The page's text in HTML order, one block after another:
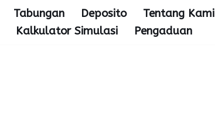
Tabungan Deposito Tentang Kami
Kalkulator Simulasi Pengaduan